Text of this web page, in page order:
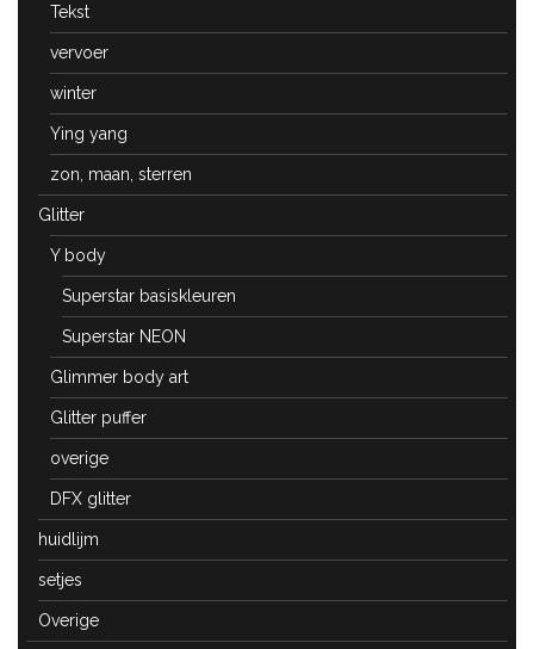
Tekst
vervoer
winter
Ying yang
zon, maan, sterren
Glitter
Y body
Superstar basiskleuren
Superstar NEON
Glimmer body art
Glitter puffer
overige
DFX glitter
huidlijm
setjes
Overige